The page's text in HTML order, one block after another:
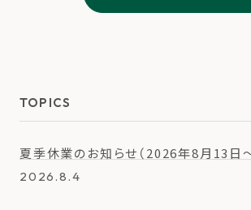
TOPICS
2026.8.4
夏季休業のお知らせ（2026年8月13日